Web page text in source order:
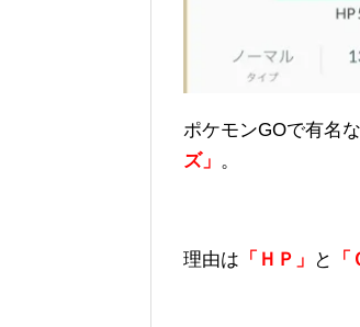
ポケモンGOで有名
ズ」 。
理由は 「ＨＰ」 と 「